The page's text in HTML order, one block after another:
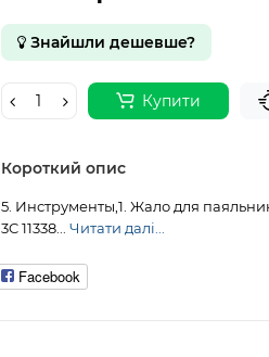
Знайшли дешевше?
Купити
Короткий опис
5. Инструменты,1. Жало для
3C 11338... Читати далі...
Facebook